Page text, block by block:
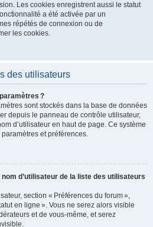
Les cookies enregistrent aussi le statut
a été activée par un
répétés de connexion ou de
les cookies.
des utilisateurs
?
sont stockés dans la base de données
depuis le panneau de contrôle utilisateur,
d’utilisateur en haut de page. Ce système
et préférences.
d’utilisateur de la liste des utilisateurs
section « Préférences du forum »,
en ligne ». Vous ne serez alors visible
et de vous-même, et serez